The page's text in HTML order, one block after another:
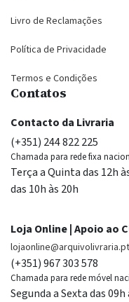
Livro de Reclamações
Política de Privacidade
Termos e Condições
Contatos
Contacto da Livraria
(+351) 244 822 225
Chamada para rede fixa
Terça a Quinta das 12h
das 10h às 20h
Loja Online | Apoio ao
lojaonline@arquivolivraria.pt
(+351) 967 303 578
Chamada para rede móvel
Segunda a Sexta das